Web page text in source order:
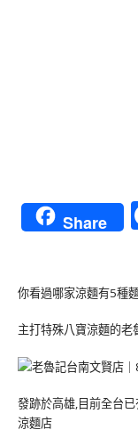
Share
你看過哪家涼麵有5種
主打特殊八寶涼麵的老
發跡於高雄,目前全台
涼麵店